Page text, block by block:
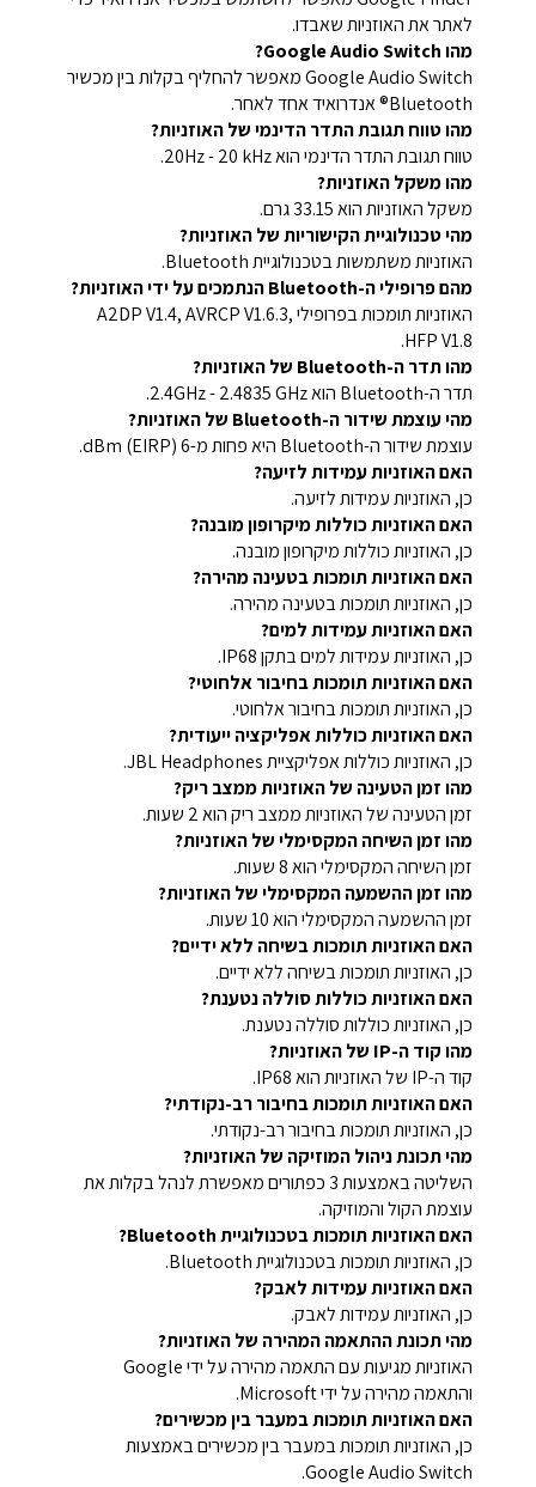
לאתר את האוזניות שאבדו.
מהו Google Audio Switch?
Google Audio Switch מאפשר להחליף בקלות בין מכשיר
Bluetooth® אנדרואיד אחד לאחר.
מהו טווח תגובת התדר הדינמי של האוזניות?
טווח תגובת התדר הדינמי הוא 20Hz - 20 kHz.
מהו משקל האוזניות?
משקל האוזניות הוא 33.15 גרם.
מהי טכנולוגיית הקישוריות של האוזניות?
האוזניות משתמשות בטכנולוגיית Bluetooth.
מהם פרופילי ה-Bluetooth הנתמכים על ידי האוזניות?
האוזניות תומכות בפרופילי A2DP V1.4, AVRCP V1.6.3,
HFP V1.8.
מהו תדר ה-Bluetooth של האוזניות?
תדר ה-Bluetooth הוא 2.4GHz - 2.4835 GHz.
מהי עוצמת שידור ה-Bluetooth של האוזניות?
עוצמת שידור ה-Bluetooth היא פחות מ-6 dBm (EIRP).
האם האוזניות עמידות לזיעה?
כן, האוזניות עמידות לזיעה.
האם האוזניות כוללות מיקרופון מובנה?
כן, האוזניות כוללות מיקרופון מובנה.
האם האוזניות תומכות בטעינה מהירה?
כן, האוזניות תומכות בטעינה מהירה.
האם האוזניות עמידות למים?
כן, האוזניות עמידות למים בתקן IP68.
האם האוזניות תומכות בחיבור אלחוטי?
כן, האוזניות תומכות בחיבור אלחוטי.
האם האוזניות כוללות אפליקציה ייעודית?
כן, האוזניות כוללות אפליקציית JBL Headphones.
מהו זמן הטעינה של האוזניות ממצב ריק?
זמן הטעינה של האוזניות ממצב ריק הוא 2 שעות.
מהו זמן השיחה המקסימלי של האוזניות?
זמן השיחה המקסימלי הוא 8 שעות.
מהו זמן ההשמעה המקסימלי של האוזניות?
זמן ההשמעה המקסימלי הוא 10 שעות.
האם האוזניות תומכות בשיחה ללא ידיים?
כן, האוזניות תומכות בשיחה ללא ידיים.
האם האוזניות כוללות סוללה נטענת?
כן, האוזניות כוללות סוללה נטענת.
מהו קוד ה-IP של האוזניות?
קוד ה-IP של האוזניות הוא IP68.
האם האוזניות תומכות בחיבור רב-נקודתי?
כן, האוזניות תומכות בחיבור רב-נקודתי.
מהי תכונת ניהול המוזיקה של האוזניות?
השליטה באמצעות 3 כפתורים מאפשרת לנהל בקלות את
עוצמת הקול והמוזיקה.
האם האוזניות תומכות בטכנולוגיית Bluetooth?
כן, האוזניות תומכות בטכנולוגיית Bluetooth.
האם האוזניות עמידות לאבק?
כן, האוזניות עמידות לאבק.
מהי תכונת ההתאמה המהירה של האוזניות?
האוזניות מגיעות עם התאמה מהירה על ידי Google
והתאמה מהירה על ידי Microsoft.
האם האוזניות תומכות במעבר בין מכשירים?
כן, האוזניות תומכות במעבר בין מכשירים באמצעות
Google Audio Switch.